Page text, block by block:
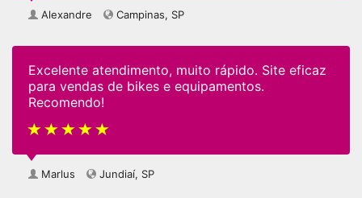
Alexandre Campinas, SP
Excelente atendimento, muito rápido. Site eficaz
para vendas de bikes e equipamentos.
Recomendo!
Marlus Jundiaí, SP